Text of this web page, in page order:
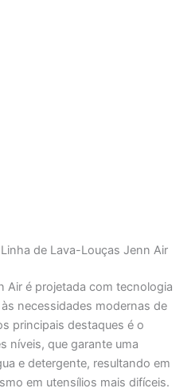
de Lava-Louças Jenn Air
Air é projetada com tecnologia
necessidades modernas de
principais destaques é o
níveis, que garante uma
e detergente, resultando em
em utensílios mais difíceis.